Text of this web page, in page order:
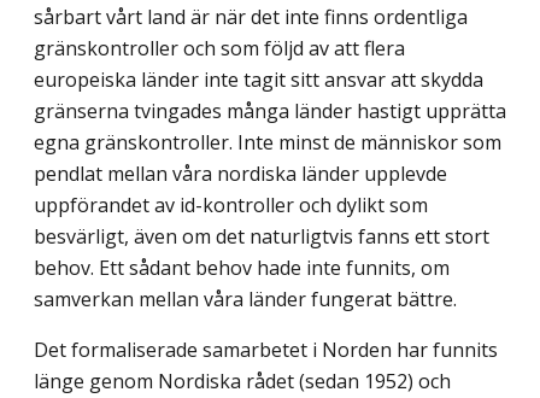
sårbart vårt land är när det inte finns ordentliga
gräns­kontroller och som följd av att flera
europeiska länder inte tagit sitt ansvar att skydda
gränserna tvingades många länder hastigt upprätta
egna gränskontroller. Inte minst de människor som
pendlat mellan våra nordiska länder upplevde
uppförandet av id-kontroller och dylikt som
besvärligt, även om det naturligtvis fanns ett stort
behov. Ett sådant behov hade inte funnits, om
samverkan mellan våra länder fungerat bättre.
Det formaliserade samarbetet i Norden har funnits
länge genom Nordiska rådet (sedan 1952) och